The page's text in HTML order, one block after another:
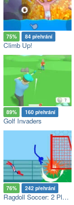
75% 84 přehrání
Climb Up!
89% 160 přehrání
Golf Invaders
76% 242 přehrání
Ragdoll Soccer: 2 Players